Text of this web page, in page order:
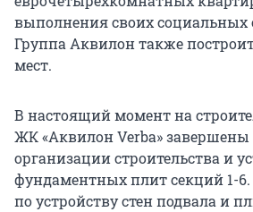
выполнения своих социальных
Группа Аквилон также
мест.
В настоящий момент на
ЖК «Аквилон Verba» завершены
организации строительства и
фундаментных плит секций 1-6.
по устройству стен подвала и